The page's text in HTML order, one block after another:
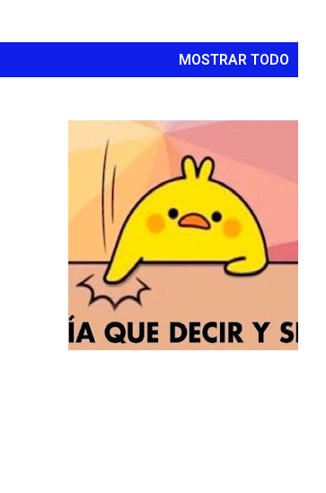
MOSTRAR TODO